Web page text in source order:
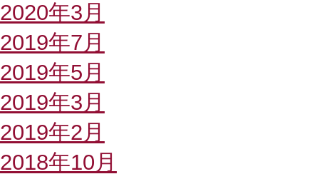
2020年3月
2019年7月
2019年5月
2019年3月
2019年2月
2018年10月